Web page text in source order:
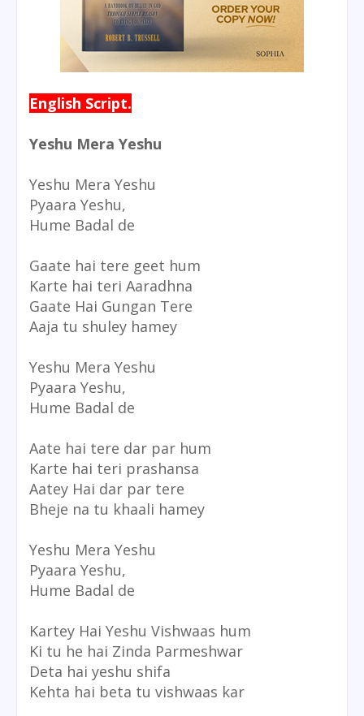
English Script.
Yeshu Mera Yeshu
Yeshu Mera Yeshu
Pyaara Yeshu,
Hume Badal de
Gaate hai tere geet hum
Karte hai teri Aaradhna
Gaate Hai Gungan Tere
Aaja tu shuley hamey
Yeshu Mera Yeshu
Pyaara Yeshu,
Hume Badal de
Aate hai tere dar par hum
Karte hai teri prashansa
Aatey Hai dar par tere
Bheje na tu khaali hamey
Yeshu Mera Yeshu
Pyaara Yeshu,
Hume Badal de
Kartey Hai Yeshu Vishwaas hum
Ki tu he hai Zinda Parmeshwar
Deta hai yeshu shifa
Kehta hai beta tu vishwaas kar